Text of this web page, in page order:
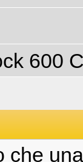
600
che